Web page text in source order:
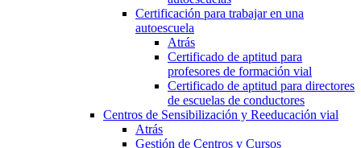
Certificación para trabajar en una
autoescuela
Atrás
Certificado de aptitud para
profesores de formación vial
Certificado de aptitud para directores
de escuelas de conductores
Centros de Sensibilización y Reeducación vial
Atrás
Gestión de Centros y Cursos